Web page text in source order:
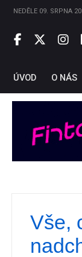
NEDĚLE 09. SRPNA
ÚVOD O NÁS
Vše,